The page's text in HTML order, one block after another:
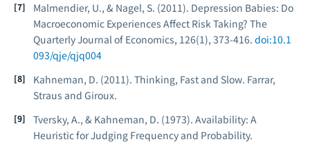
Malmendier, U., & Nagel, S. (2011). Depression Babies: Do
Macroeconomic Experiences Affect Risk Taking? The
Quarterly Journal of Economics, 126(1), 373-416. doi:10.1
093/qje/qjq004
Kahneman, D. (2011). Thinking, Fast and Slow. Farrar,
Straus and Giroux.
Tversky, A., & Kahneman, D. (1973). Availability: A
Heuristic for Judging Frequency and Probability.